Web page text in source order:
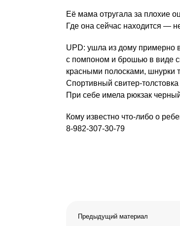
Её мама отругала за плохие
Где она сейчас находится —
UPD: ушла из дому примерно
с помпоном и брошью в виде
красными полосками, шнурки
Спортивный свитер-
При себе имела рюкзак
Кому известно что-либо о
8-982-307-30-79
Предыдущий материал